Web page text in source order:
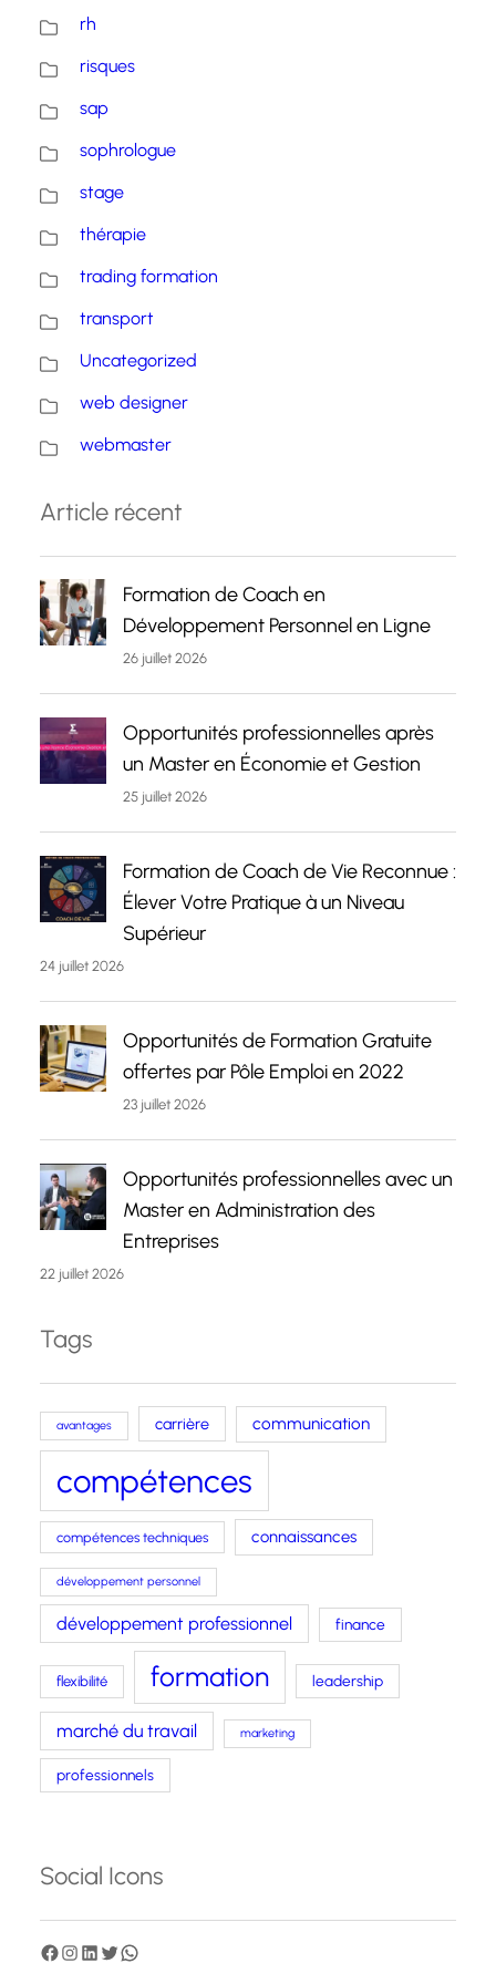
rh
risques
sap
sophrologue
stage
thérapie
trading formation
transport
Uncategorized
web designer
webmaster
Article récent
Formation de Coach en
Développement Personnel en Ligne
26 juillet 2026
Opportunités professionnelles après
un Master en Économie et Gestion
25 juillet 2026
Formation de Coach de Vie Reconnue :
Élever Votre Pratique à un Niveau
Supérieur
24 juillet 2026
Opportunités de Formation Gratuite
offertes par Pôle Emploi en 2022
23 juillet 2026
Opportunités professionnelles avec un
Master en Administration des
Entreprises
22 juillet 2026
Tags
avantages carrière communication
compétences
compétences techniques connaissances
développement personnel
développement professionnel finance
flexibilité formation leadership
marché du travail marketing
professionnels
Social Icons
F I
L T W